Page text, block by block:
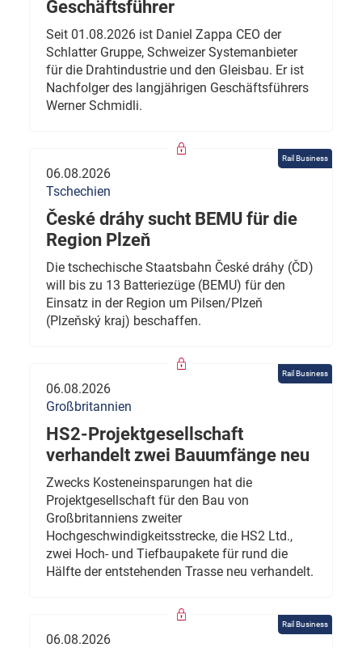
Geschäftsführer
Seit 01.08.2026 ist Daniel Zappa CEO der
Schlatter Gruppe, Schweizer Systemanbieter
für die Drahtindustrie und den Gleisbau. Er ist
Nachfolger des langjährigen Geschäftsführers
Werner Schmidli.
Rail Business
06.08.2026
Tschechien
České dráhy sucht BEMU für die
Region Plzeň
Die tschechische Staatsbahn České dráhy (ČD)
will bis zu 13 Batteriezüge (BEMU) für den
Einsatz in der Region um Pilsen/Plzeň
(Plzeňský kraj) beschaffen.
Rail Business
06.08.2026
Großbritannien
HS2-Projektgesellschaft
verhandelt zwei Bauumfänge neu
Zwecks Kosteneinsparungen hat die
Projektgesellschaft für den Bau von
Großbritanniens zweiter
Hochgeschwindigkeitsstrecke, die HS2 Ltd.,
zwei Hoch- und Tiefbaupakete für rund die
Hälfte der entstehenden Trasse neu verhandelt.
Rail Business
06.08.2026